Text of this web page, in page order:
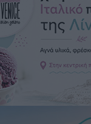
το
RV για τα γεγονότα
πριν 3 ώρες
Γιάννη Κότσιρα